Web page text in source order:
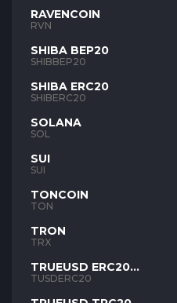
RAVENCOIN
RVN
SHIBA BEP20
SHIBBEP20
SHIBA ERC20
SHIBERC20
SOLANA
SOL
SUI
SUI
TONCOIN
TON
TRON
TRX
TRUEUSD ERC20
TUSD
TUSDERC20